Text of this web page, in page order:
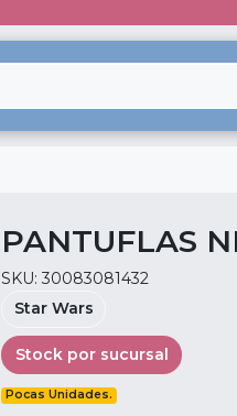
PANTUFLAS
SKU: 30083081432
Star Wars
Stock por sucursal
Pocas Unidades.